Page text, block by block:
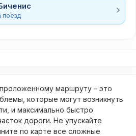
поезд
маршруту – это
которые могут возникнуть
и максимально быстро
дороги. Не упускайте
по карте все сложные